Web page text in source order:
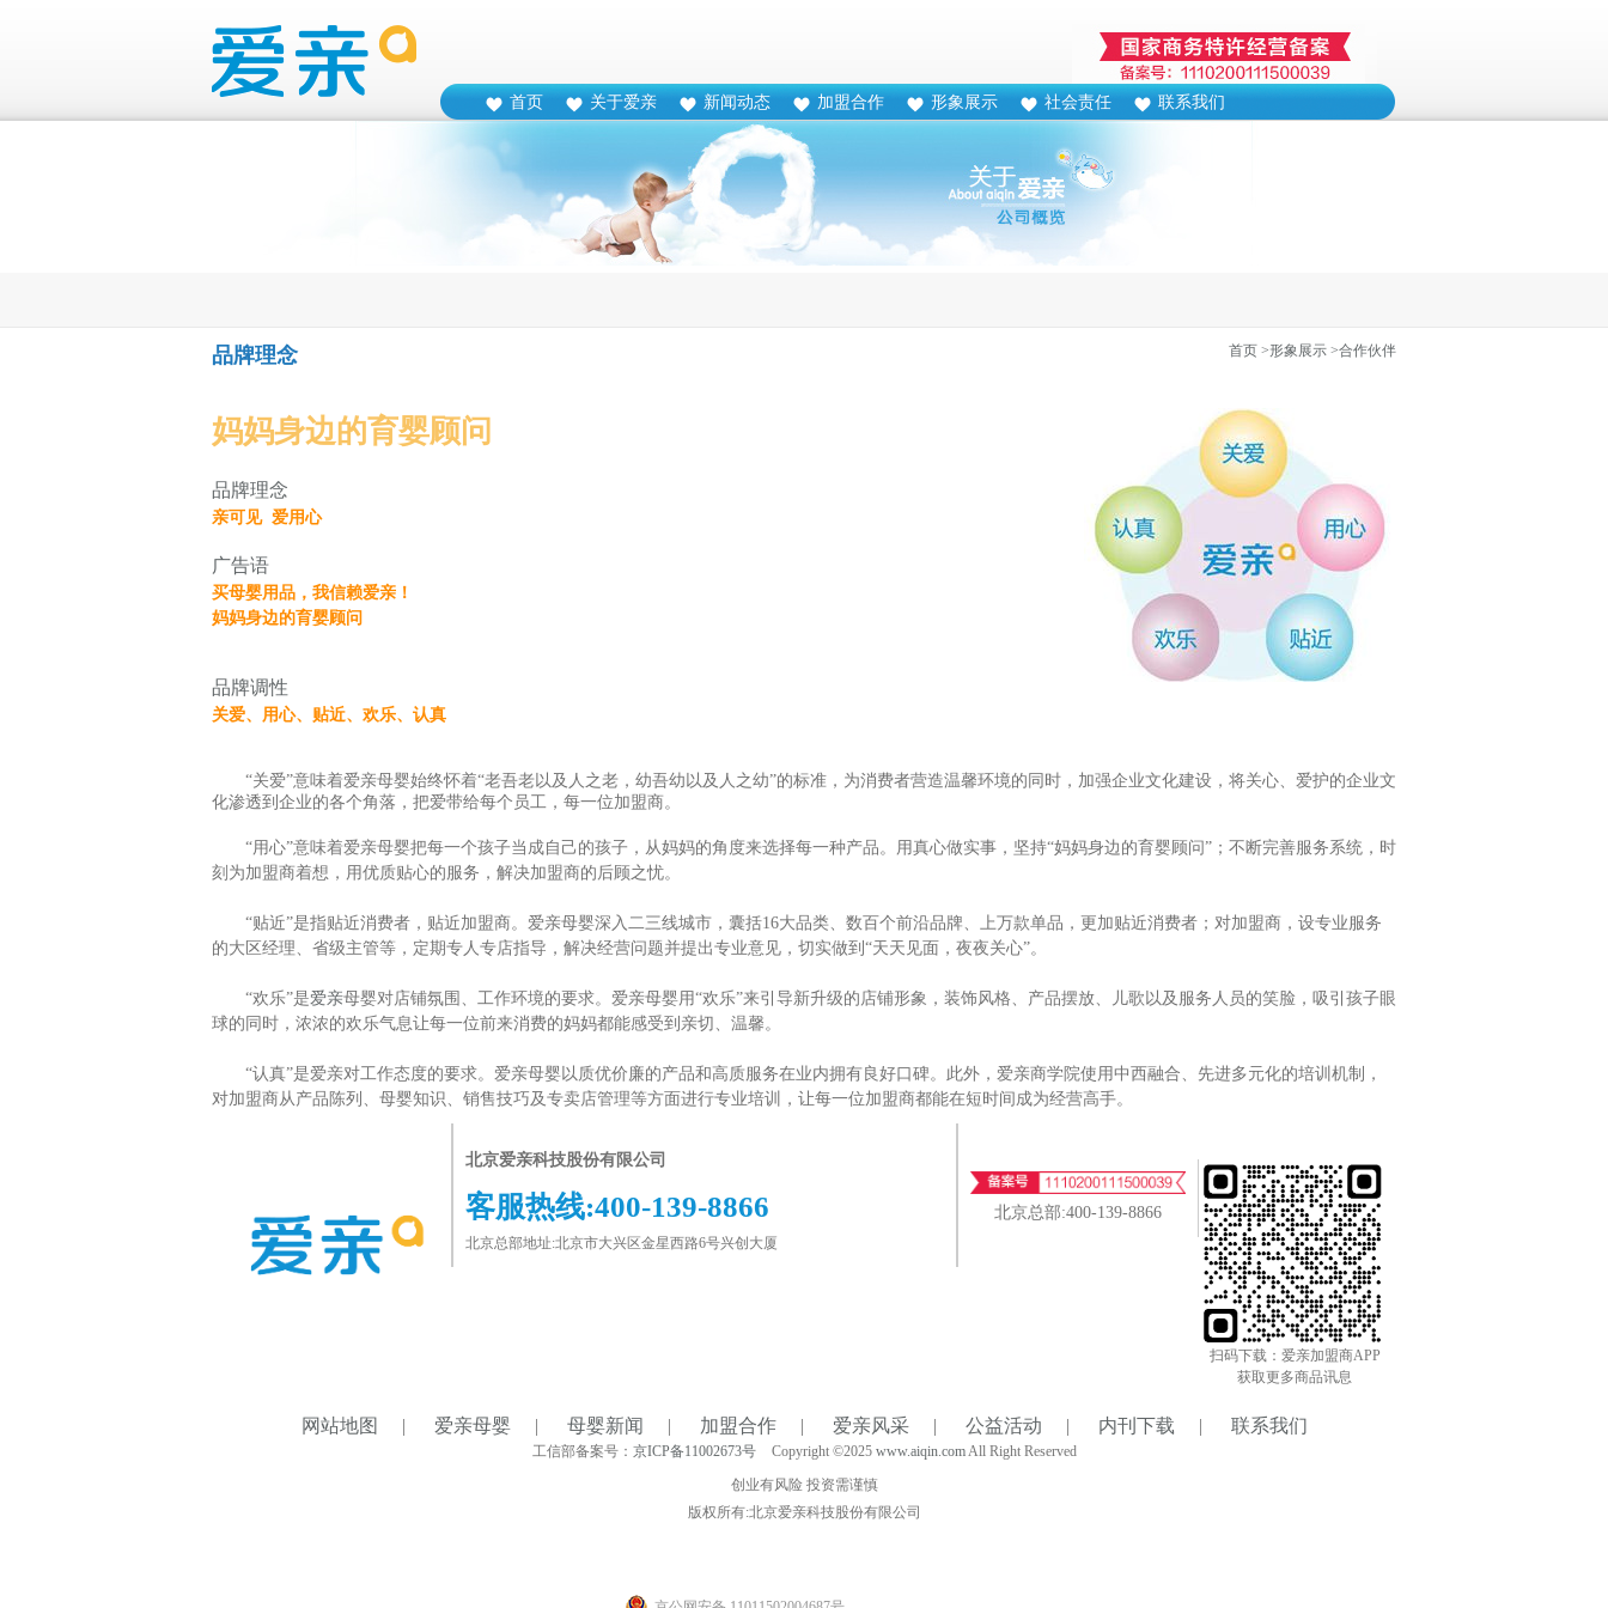
首页 关于爱亲 新闻动态 加盟合作 形象展示 社会责任 联系我们
品牌理念 首页 >形象展示 >合作伙伴
妈妈身边的育婴顾问
品牌理念
亲可见 爱用心
广告语
买母婴用品，我信赖爱亲！
妈妈身边的育婴顾问
品牌调性
关爱、用心、贴近、欢乐、认真
“关爱”意味着爱亲母婴始终怀着“老吾老以及人之老，幼吾幼以及人之幼”的标准，为消费者营造温馨环境的同时，加强企业文化建设，将关心、爱护的企业文
化渗透到企业的各个角落，把爱带给每个员工，每一位加盟商。
“用心”意味着爱亲母婴把每一个孩子当成自己的孩子，从妈妈的角度来选择每一种产品。用真心做实事，坚持“妈妈身边的育婴顾问”；不断完善服务系统，时
刻为加盟商着想，用优质贴心的服务，解决加盟商的后顾之忧。
“贴近”是指贴近消费者，贴近加盟商。爱亲母婴深入二三线城市，囊括16大品类、数百个前沿品牌、上万款单品，更加贴近消费者；对加盟商，设专业服务
的大区经理、省级主管等，定期专人专店指导，解决经营问题并提出专业意见，切实做到“天天见面，夜夜关心”。
“欢乐”是爱亲母婴对店铺氛围、工作环境的要求。爱亲母婴用“欢乐”来引导新升级的店铺形象，装饰风格、产品摆放、儿歌以及服务人员的笑脸，吸引孩子眼
球的同时，浓浓的欢乐气息让每一位前来消费的妈妈都能感受到亲切、温馨。
“认真”是爱亲对工作态度的要求。爱亲母婴以质优价廉的产品和高质服务在业内拥有良好口碑。此外，爱亲商学院使用中西融合、先进多元化的培训机制，
对加盟商从产品陈列、母婴知识、销售技巧及专卖店管理等方面进行专业培训，让每一位加盟商都能在短时间成为经营高手。
北京爱亲科技股份有限公司
客服热线:400-139-8866
北京总部地址:北京市大兴区金星西路6号兴创大厦
北京总部:400-139-8866
扫码下载：爱亲加盟商APP
获取更多商品讯息
网站地图 | 爱亲母婴 | 母婴新闻 | 加盟合作 | 爱亲风采 | 公益活动 | 内刊下载 | 联系我们
工信部备案号： 京ICP备11002673号 Copyright ©2025 www.aiqin.comAll Right Reserved
创业有风险 投资需谨慎
版权所有:北京爱亲科技股份有限公司